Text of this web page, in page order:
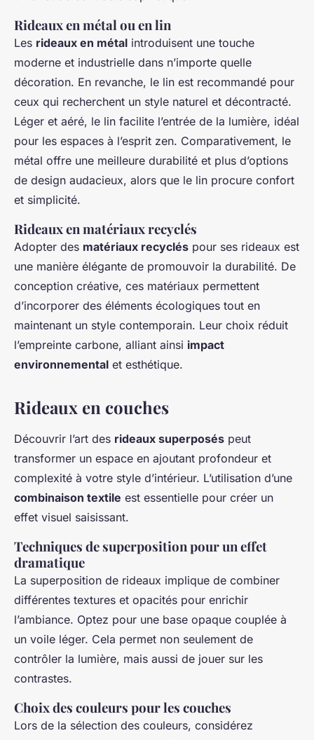
Rideaux en métal ou en lin
Les rideaux en métal introduisent une touche
moderne et industrielle dans n’importe quelle
décoration. En revanche, le lin est recommandé pour
ceux qui recherchent un style naturel et décontracté.
Léger et aéré, le lin facilite l’entrée de la lumière, idéal
pour les espaces à l’esprit zen. Comparativement, le
métal offre une meilleure durabilité et plus d’options
de design audacieux, alors que le lin procure confort
et simplicité.
Rideaux en matériaux recyclés
Adopter des matériaux recyclés pour ses rideaux est
une manière élégante de promouvoir la durabilité. De
conception créative, ces matériaux permettent
d’incorporer des éléments écologiques tout en
maintenant un style contemporain. Leur choix réduit
l’empreinte carbone, alliant ainsi impact
environnemental et esthétique.
Rideaux en couches
Découvrir l’art des rideaux superposés peut
transformer un espace en ajoutant profondeur et
complexité à votre style d’intérieur. L’utilisation d’une
combinaison textile est essentielle pour créer un
effet visuel saisissant.
Techniques de superposition pour un effet
dramatique
La superposition de rideaux implique de combiner
différentes textures et opacités pour enrichir
l’ambiance. Optez pour une base opaque couplée à
un voile léger. Cela permet non seulement de
contrôler la lumière, mais aussi de jouer sur les
contrastes.
Choix des couleurs pour les couches
Lors de la sélection des couleurs, considérez